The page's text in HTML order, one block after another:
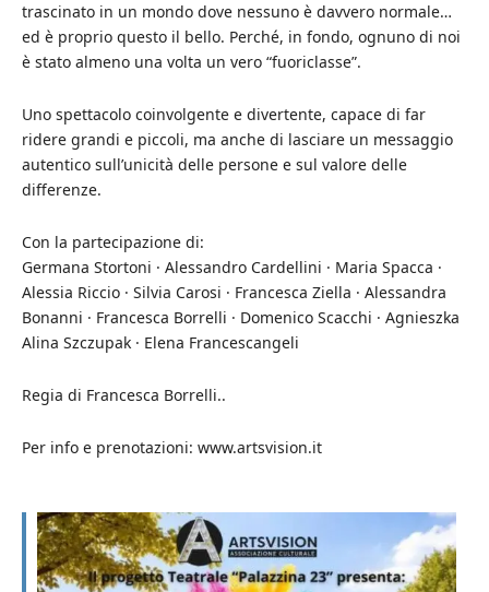
trascinato in un mondo dove nessuno è davvero normale…
ed è proprio questo il bello. Perché, in fondo, ognuno di noi
è stato almeno una volta un vero “fuoriclasse”.
Uno spettacolo coinvolgente e divertente, capace di far
ridere grandi e piccoli, ma anche di lasciare un messaggio
autentico sull’unicità delle persone e sul valore delle
differenze.
Con la partecipazione di:
Germana Stortoni · Alessandro Cardellini · Maria Spacca ·
Alessia Riccio · Silvia Carosi · Francesca Ziella · Alessandra
Bonanni · Francesca Borrelli · Domenico Scacchi · Agnieszka
Alina Szczupak · Elena Francescangeli
Regia di Francesca Borrelli..
Per info e prenotazioni: www.artsvision.it